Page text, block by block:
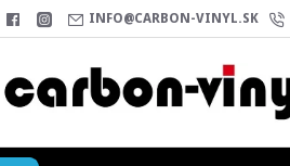
INFO@CARBON-VINYL.SK